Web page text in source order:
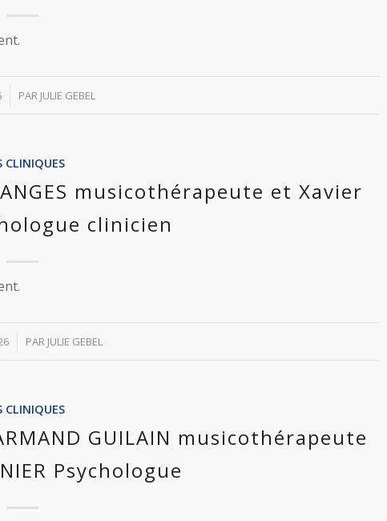
PAR JULIE GEBEL
CLINIQUES
musicothérapeute et Xavier
clinicien
PAR JULIE GEBEL
CLINIQUES
GUILAIN musicothérapeute
Psychologue